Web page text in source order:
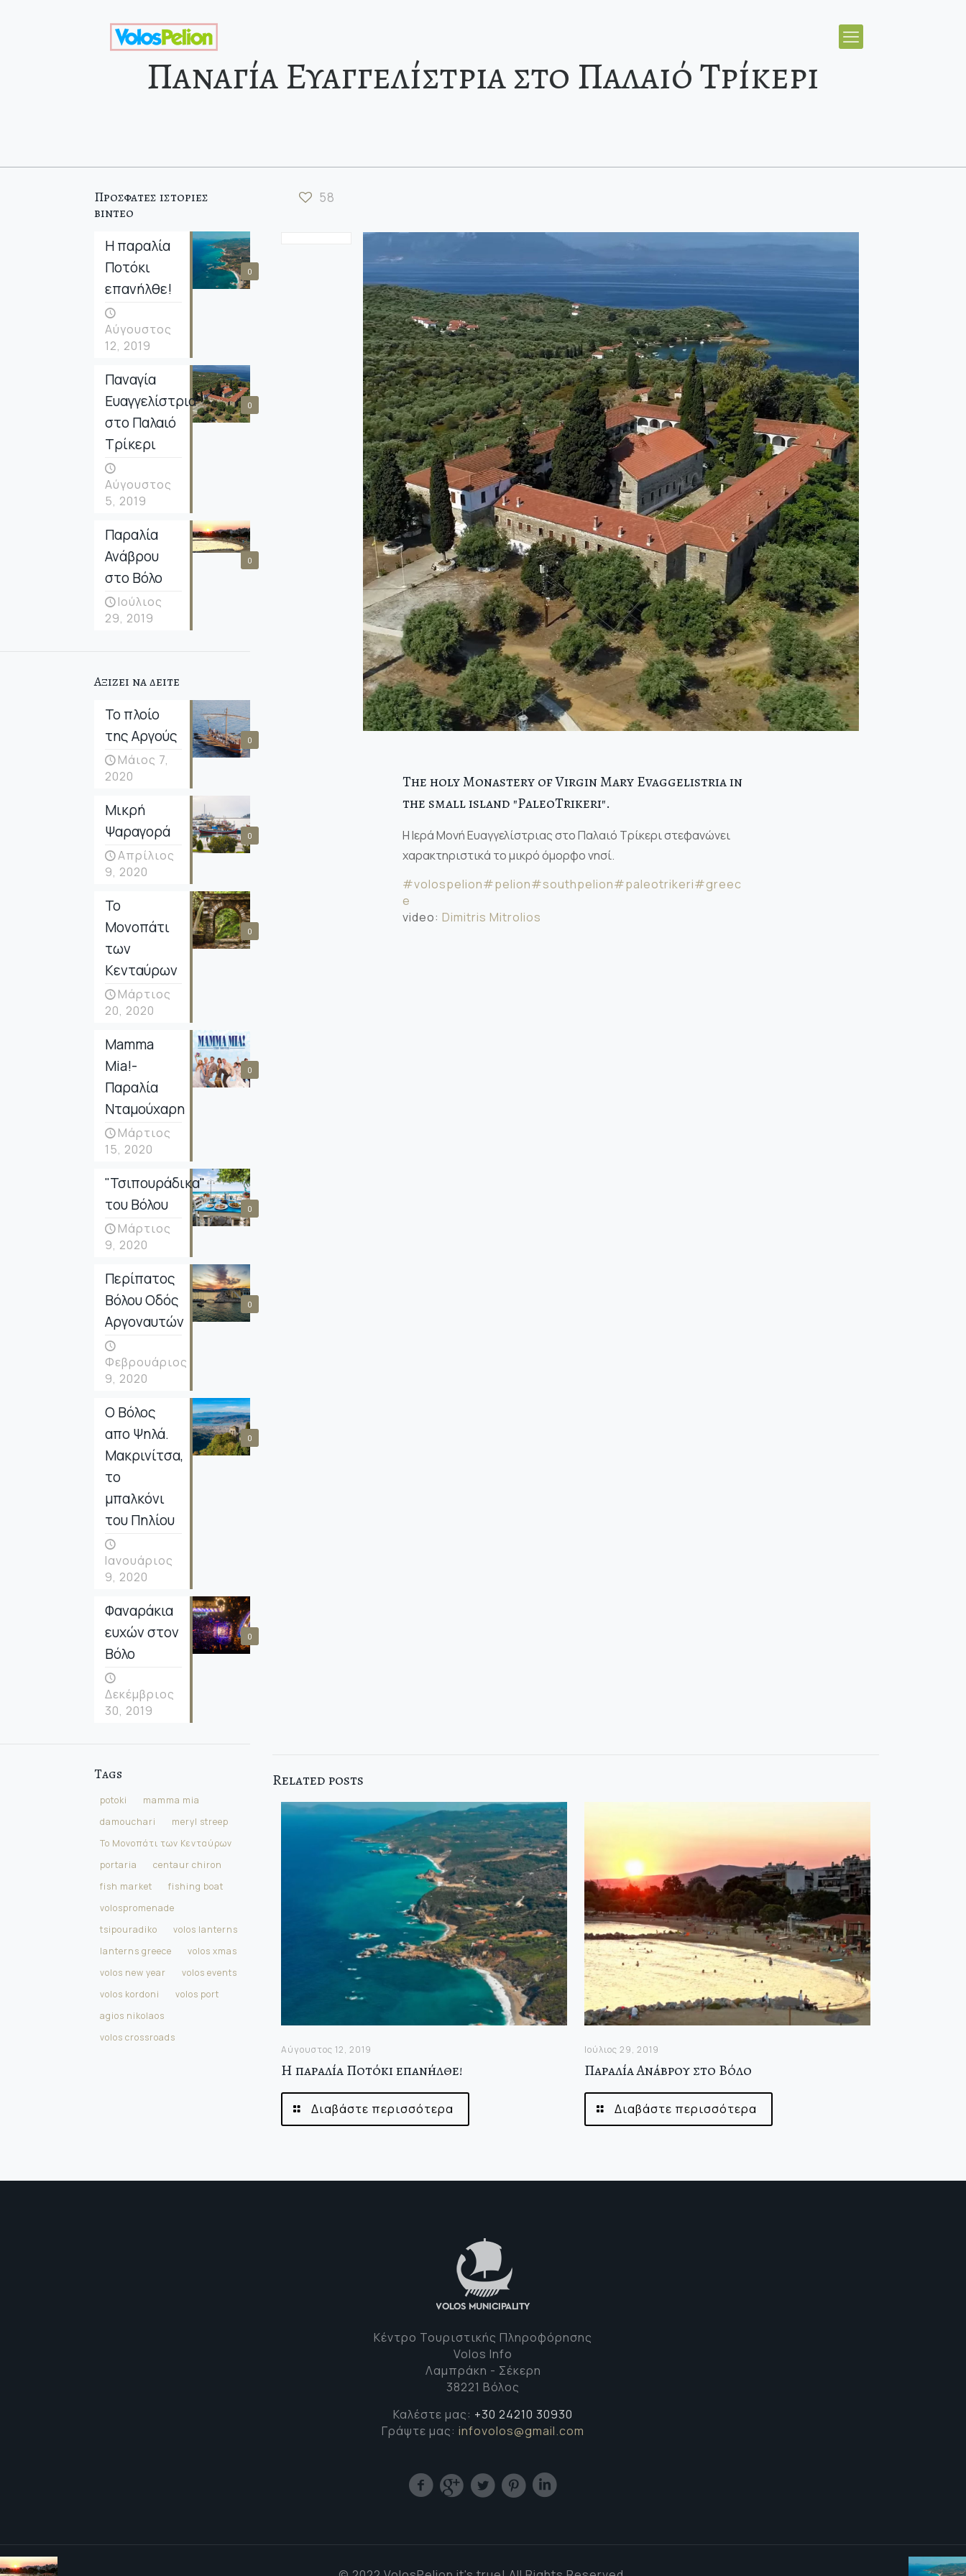
Παναγία Ευαγγελίστρια στο Παλαιό Τρίκερι
58
The holy Monastery of Virgin Mary Evaggelistria in
the small island "PaleoTrikeri".
Η Ιερά Μονή Ευαγγελίστριας στο Παλαιό Τρίκερι στεφανώνει
χαρακτηριστικά το μικρό όμορφο νησί.
#volospelion#pelion#southpelion#paleotrikeri#greec
e
video: Dimitris Mitrolios
Related posts
Αύγουστος 12, 2019
Η παραλία Ποτόκι επανήλθε!
Διαβάστε περισσότερα
Ιούλιος 29, 2019
Παραλία Ανάβρου στο Βόλο
Διαβάστε περισσότερα
Προσφατες ιστοριες
βιντεο
0
Η παραλία
Ποτόκι
επανήλθε!
Αύγουστος
12, 2019
0
Παναγία
Ευαγγελίστρια
στο Παλαιό
Τρίκερι
Αύγουστος
5, 2019
0
Παραλία
Ανάβρου
στο Βόλο
Ιούλιος
29, 2019
Αξιζει να δειτε
0
Το πλοίο
της Αργούς
Μάιος 7,
2020
0
Μικρή
Ψαραγορά
Απρίλιος
9, 2020
0
Το
Μονοπάτι
των
Κενταύρων
Μάρτιος
20, 2020
0
Mamma
Mia!-
Παραλία
Νταμούχαρη
Μάρτιος
15, 2020
0
"Τσιπουράδικα"
του Βόλου
Μάρτιος
9, 2020
0
Περίπατος
Βόλου Οδός
Αργοναυτών
Φεβρουάριος
9, 2020
0
Ο Βόλος
απο Ψηλά.
Μακρινίτσα,
το
μπαλκόνι
του Πηλίου
Ιανουάριος
9, 2020
0
Φαναράκια
ευχών στον
Βόλο
Δεκέμβριος
30, 2019
Tags
potoki
mamma mia
damouchari
meryl streep
Το Μονοπάτι των Κενταύρων
portaria
centaur chiron
fish market
fishing boat
volospromenade
tsipouradiko
volos lanterns
lanterns greece
volos xmas
volos new year
volos events
volos kordoni
volos port
agios nikolaos
volos crossroads
Κέντρο Τουριστικής Πληροφόρησης
Volos Info
Λαμπράκη - Σέκερη
38221 Βόλος
Καλέστε μας: +30 24210 30930
Γράψτε μας: infovolos@gmail.com